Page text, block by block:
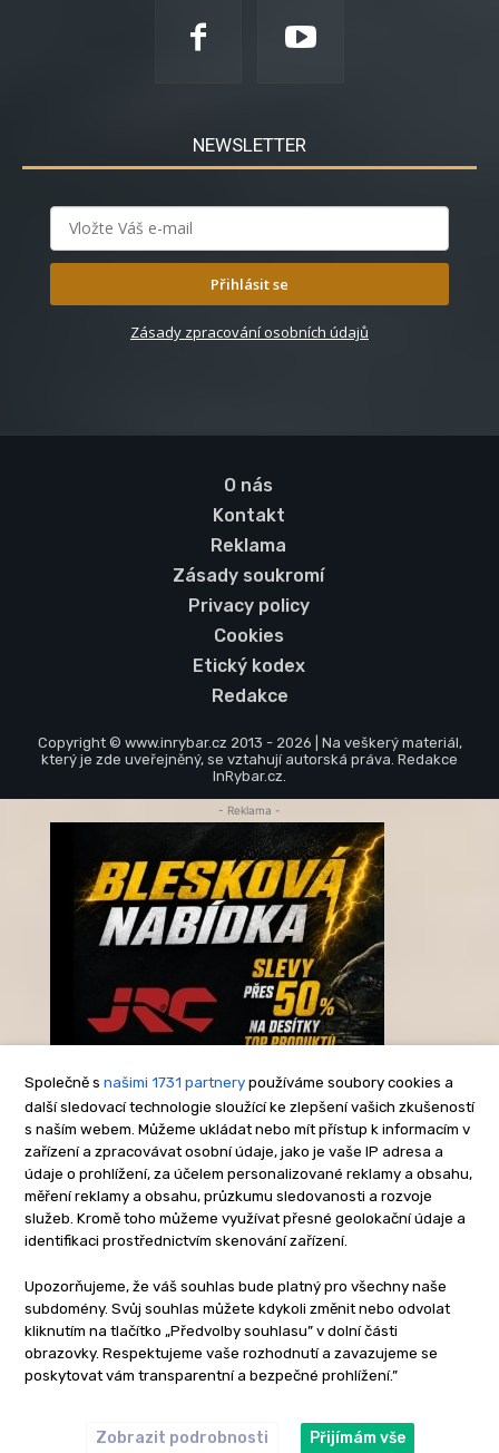
NEWSLETTER
Přihlásit se
Zásady zpracování osobních údajů
O nás
Kontakt
Reklama
Zásady soukromí
Privacy policy
Cookies
Etický kodex
Redakce
Copyright © www.inrybar.cz 2013 - 2026 | Na veškerý materiál,
který je zde uveřejněný, se vztahují autorská práva. Redakce
InRybar.cz.
Společně s našimi 1731 partnery používáme soubory cookies a
další sledovací technologie sloužící ke zlepšení vašich zkušeností
s naším webem. Můžeme ukládat nebo mít přístup k informacím v
zařízení a zpracovávat osobní údaje, jako je vaše IP adresa a
údaje o prohlížení, za účelem personalizované reklamy a obsahu,
měření reklamy a obsahu, průzkumu sledovanosti a rozvoje
služeb. Kromě toho můžeme využívat přesné geolokační údaje a
identifikaci prostřednictvím skenování zařízení.
Upozorňujeme, že váš souhlas bude platný pro všechny naše
subdomény. Svůj souhlas můžete kdykoli změnit nebo odvolat
kliknutím na tlačítko „Předvolby souhlasu” v dolní části
obrazovky. Respektujeme vaše rozhodnutí a zavazujeme se
poskytovat vám transparentní a bezpečné prohlížení.”
Zobrazit podrobnosti Přijímám vše
- Reklama -
-Reklama-